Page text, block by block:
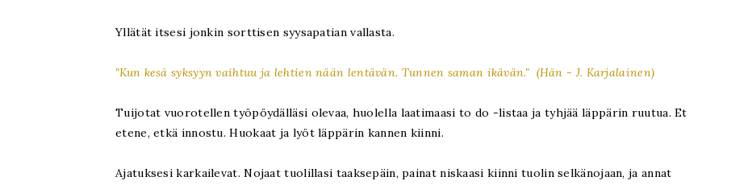
Yllätät itsesi jonkin sorttisen syysapatian vallasta.
"Kun kesä syksyyn vaihtuu ja lehtien nään lentävän. Tunnen saman ikävän." (Hän - J. Karjalainen)
Tuijotat vuorotellen työpöydälläsi olevaa, huolella laatimaasi to do -listaa ja tyhjää läppärin ruutua. Et
etene, etkä innostu. Huokaat ja lyöt läppärin kannen kiinni.
Ajatuksesi karkailevat. Nojaat tuolillasi taaksepäin, painat niskaasi kiinni tuolin selkänojaan, ja annat